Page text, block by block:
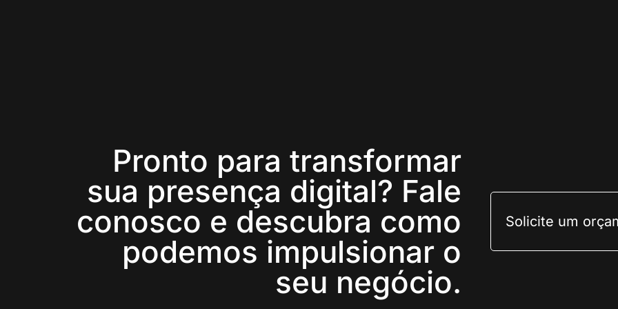
Pronto para transformar
sua presença digital? Fale
conosco e descubra como
podemos impulsionar o
seu negócio.
Solicite um